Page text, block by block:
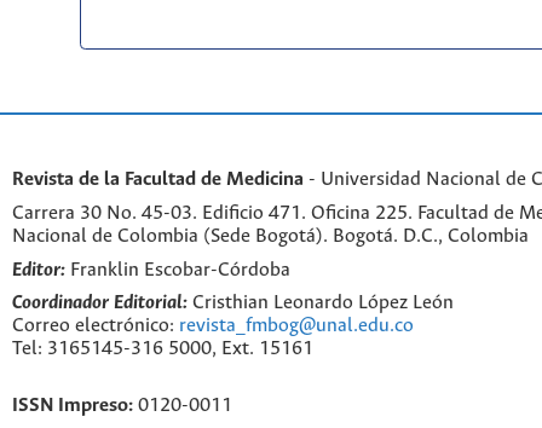
Revista de la Facultad de Medicina - Universidad Nacional de
Carrera 30 No. 45-03. Edificio 471. Oficina 225. Facultad de
Nacional de Colombia (Sede Bogotá). Bogotá. D.C., Colombia
Editor: Franklin Escobar-Córdoba
Coordinador Editorial: Cristhian Leonardo López León
Correo electrónico: revista_fmbog@unal.edu.co
Tel: 3165145-316 5000, Ext. 15161
ISSN Impreso: 0120-0011